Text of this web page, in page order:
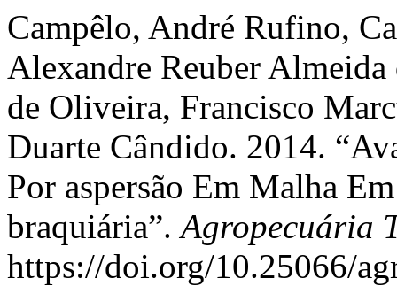
Campêlo, André Rufino,
Alexandre Reuber
de Oliveira, Francisco
Duarte Cândido. 2014.
Por aspersão Em Malha
braquiária”.Agropecuária
https://doi.org/10.25066/